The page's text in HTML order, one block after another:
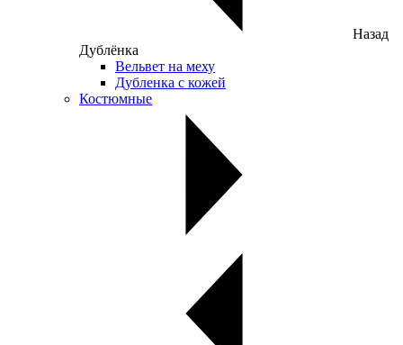
Назад
Дублёнка
Вельвет на меху
Дубленка с кожей
Костюмные